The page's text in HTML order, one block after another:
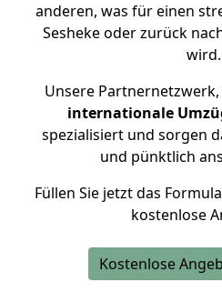
anderen, was für einen
Sesheke oder zurück
wird.
Unsere
internationale
spezialisiert und sorgen
und pünktlich
Füllen Sie jetzt das
kostenlose
Kostenlose